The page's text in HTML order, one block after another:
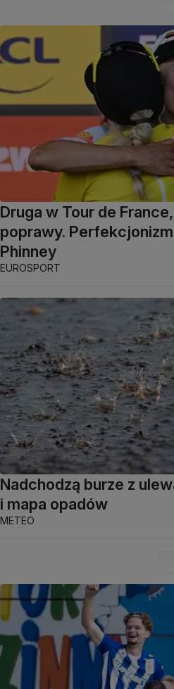
Druga w Tour de
poprawy.
Phinney
EUROSPORT
Nadchodzą burze z
i mapa opadów
METEO